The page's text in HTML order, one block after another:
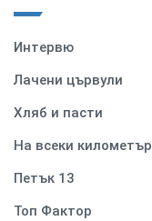
Интервю
Лачени цървули
Хляб и пасти
На всеки километър
Петък 13
Топ Фактор